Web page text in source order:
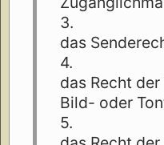
3.
das
4.
das Recht
Bild- oder
5.